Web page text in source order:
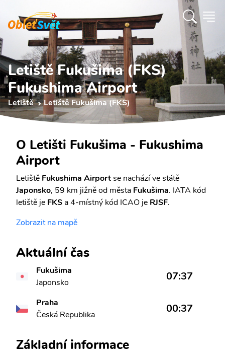
Letiště Fukušima (FKS)
Fukushima Airport
Letiště Letiště Fukušima (FKS)
O Letišti Fukušima - Fukushima
Airport
Letiště Fukushima Airportse nachází ve státě
Japonsko, 59 km jižně od města Fukušima. IATA kód
letiště je FKS a 4-místný kód ICAO je RJSF.
Zobrazit na mapě
Aktuální čas
Fukušima
Japonsko
07:37
Praha
Česká Republika
00:37
Základní informace